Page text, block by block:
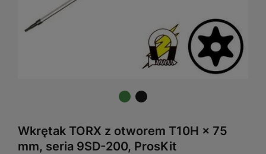
Wkrętak TORX z otworem T10H × 75
mm, seria 9SD-200, ProsKit